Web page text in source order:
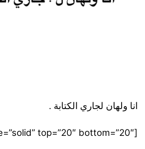
انا ولهان لجاري الكتابة .
[divider style=”solid” top=”20″ bottom=”20″]